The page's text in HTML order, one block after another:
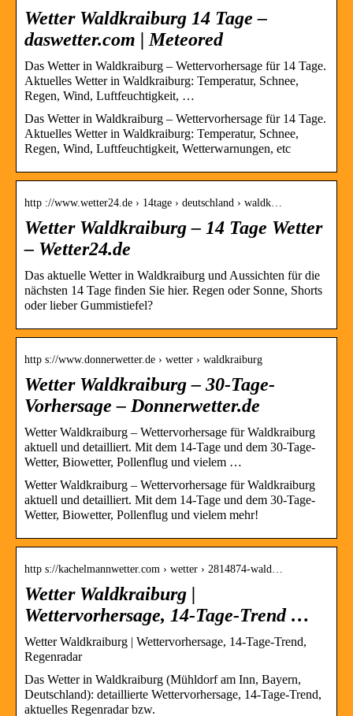
Wetter Waldkraiburg 14 Tage –
daswetter.com | Meteored
Das Wetter in Waldkraiburg – Wettervorhersage für 14 Tage.
Aktuelles Wetter in Waldkraiburg: Temperatur, Schnee,
Regen, Wind, Luftfeuchtigkeit, …
Das Wetter in Waldkraiburg – Wettervorhersage für 14 Tage.
Aktuelles Wetter in Waldkraiburg: Temperatur, Schnee,
Regen, Wind, Luftfeuchtigkeit, Wetterwarnungen, etc
http ://www.wetter24.de › 14tage › deutschland › waldk…
Wetter Waldkraiburg – 14 Tage Wetter
– Wetter24.de
Das aktuelle Wetter in Waldkraiburg und Aussichten für die
nächsten 14 Tage finden Sie hier. Regen oder Sonne, Shorts
oder lieber Gummistiefel?
http s://www.donnerwetter.de › wetter › waldkraiburg
Wetter Waldkraiburg – 30-Tage-
Vorhersage – Donnerwetter.de
Wetter Waldkraiburg – Wettervorhersage für Waldkraiburg
aktuell und detailliert. Mit dem 14-Tage und dem 30-Tage-
Wetter, Biowetter, Pollenflug und vielem …
Wetter Waldkraiburg – Wettervorhersage für Waldkraiburg
aktuell und detailliert. Mit dem 14-Tage und dem 30-Tage-
Wetter, Biowetter, Pollenflug und vielem mehr!
http s://kachelmannwetter.com › wetter › 2814874-wald…
Wetter Waldkraiburg |
Wettervorhersage, 14-Tage-Trend …
Wetter Waldkraiburg | Wettervorhersage, 14-Tage-Trend,
Regenradar
Das Wetter in Waldkraiburg (Mühldorf am Inn, Bayern,
Deutschland): detaillierte Wettervorhersage, 14-Tage-Trend,
aktuelles Regenradar bzw.